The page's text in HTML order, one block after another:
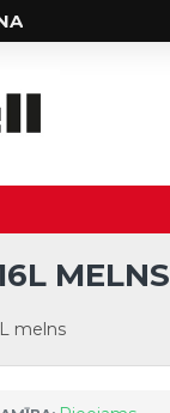
melns
MELNS